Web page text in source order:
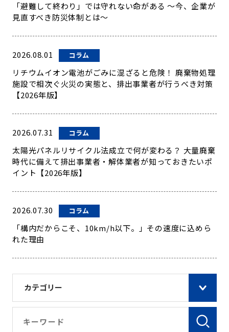
カテゴリー
「避難して終わり」では守れない命がある ～今、企業が
見直すべき防災体制とは～
2026.08.01 コラム
リチウムイオン電池がごみに混ざると危険！ 廃棄物処理
施設で相次ぐ火災の実態と、排出事業者が行うべき対策
【2026年版】
2026.07.31 コラム
太陽光パネルリサイクル法成立で何が変わる？ 大量廃棄
時代に備えて排出事業者・解体業者が知っておきたいポ
イント【2026年版】
2026.07.30 コラム
「構内だからこそ、10km/h以下。」その速度に込めら
れた理由